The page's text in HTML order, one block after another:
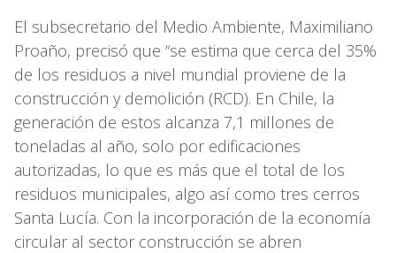
El subsecretario del Medio Ambiente, Maximiliano
Proaño, precisó que “se estima que cerca del 35%
de los residuos a nivel mundial proviene de la
construcción y demolición (RCD). En Chile, la
generación de estos alcanza 7,1 millones de
toneladas al año, solo por edificaciones
autorizadas, lo que es más que el total de los
residuos municipales, algo así como tres cerros
Santa Lucía. Con la incorporación de la economía
circular al sector construcción se abren